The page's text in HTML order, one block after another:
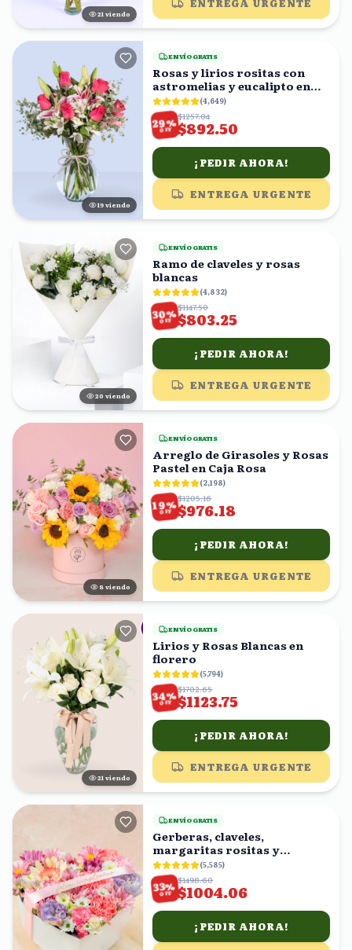
21 viendo
ENTREGA URGENTE
18 viendo
ENVÍO GRATIS
Rosas y lirios rositas con
astromelias y eucalipto en
florero (4,649)
29%
OFF
$1257.04
$892.50
¡PEDIR AHORA!
ENTREGA URGENTE
20 viendo
ENVÍO GRATIS
Ramo de claveles y rosas
blancas
(4,832)
30%
OFF
$1147.50
$803.25
¡PEDIR AHORA!
ENTREGA URGENTE
9 viendo
ENVÍO GRATIS
Arreglo de Girasoles y Rosas
Pastel en Caja Rosa
(2,198)
19%
OFF
$1205.16
$976.18
¡PEDIR AHORA!
ENTREGA URGENTE
22 viendo
ENVÍO GRATIS
Lirios y Rosas Blancas en
florero
(5,794)
34%
OFF
$1702.65
$1123.75
¡PEDIR AHORA!
ENTREGA URGENTE
ENVÍO GRATIS
Gerberas, claveles,
margaritas rositas y
margaritas blancas en caja
forma corazón
(5,585)
33%
OFF
$1498.60
$1004.06
¡PEDIR AHORA!